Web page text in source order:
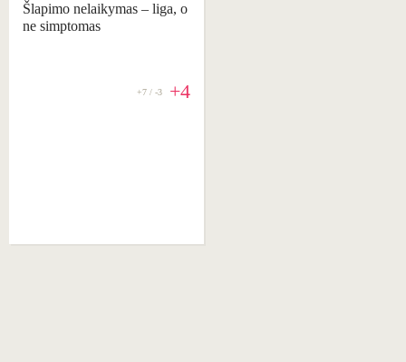
Šlapimo nelaikymas ‒ liga, o
ne simptomas
+7 / -3 +4